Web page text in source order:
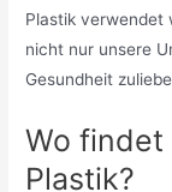
Plastik verwendet
nicht nur unsere
Gesundheit
Wo findet
Plastik?